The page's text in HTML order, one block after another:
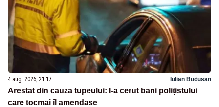
4 aug. 2026, 21:17 Iulian Budusan
Arestat din cauza tupeului: I-a cerut bani polițistului
care tocmai îl amendase